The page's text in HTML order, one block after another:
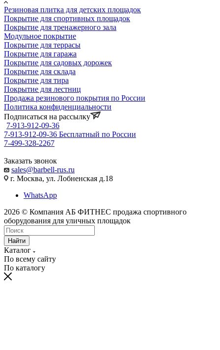
Резиновая плитка для детских площадок
Покрытие для спортивных площадок
Покрытие для тренажерного зала
Модульное покрытие
Покрытие для террасы
Покрытие для гаража
Покрытие для садовых дорожек
Покрытие для склада
Покрытие для тира
Покрытие для лестниц
Продажа резинового покрытия по России
Политика конфиденциальности
Подписаться на рассылку
7-913-912-09-36
7-913-912-09-36 Бесплатный по России
7-499-328-2267
Заказать звонок
sales@barbell-rus.ru
г. Москва, ул. Лобненская д.18
WhatsApp
2026 © Компания АБ ФИТНЕС продажа спортивного
оборудования для уличных площадок
Найти
Каталог
По всему сайту
По каталогу